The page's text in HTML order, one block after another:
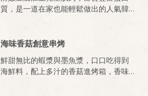
質，是一道在家也能輕鬆做出的人氣韓
海味香菇創意串烤
鮮甜無比的蝦漿與墨魚漿，口口吃得到
海鮮料，配上多汁的香菇進烤箱，香味